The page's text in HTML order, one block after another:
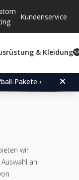
Kundenservice
& Kleidung
Pakete ›
wir
an